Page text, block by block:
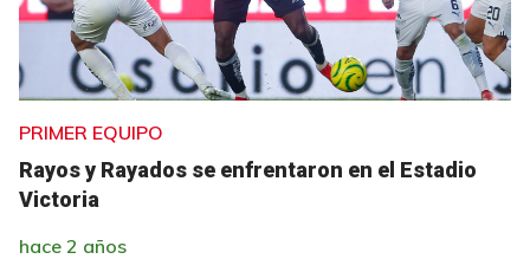
PRIMER EQUIPO
Rayos y Rayados se enfrentaron en el Estadio
Victoria
hace 2 años